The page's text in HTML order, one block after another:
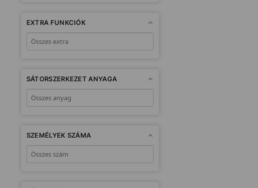
EXTRA FUNKCIÓK
SÁTORSZERKEZET ANYAGA
SZEMÉLYEK SZÁMA